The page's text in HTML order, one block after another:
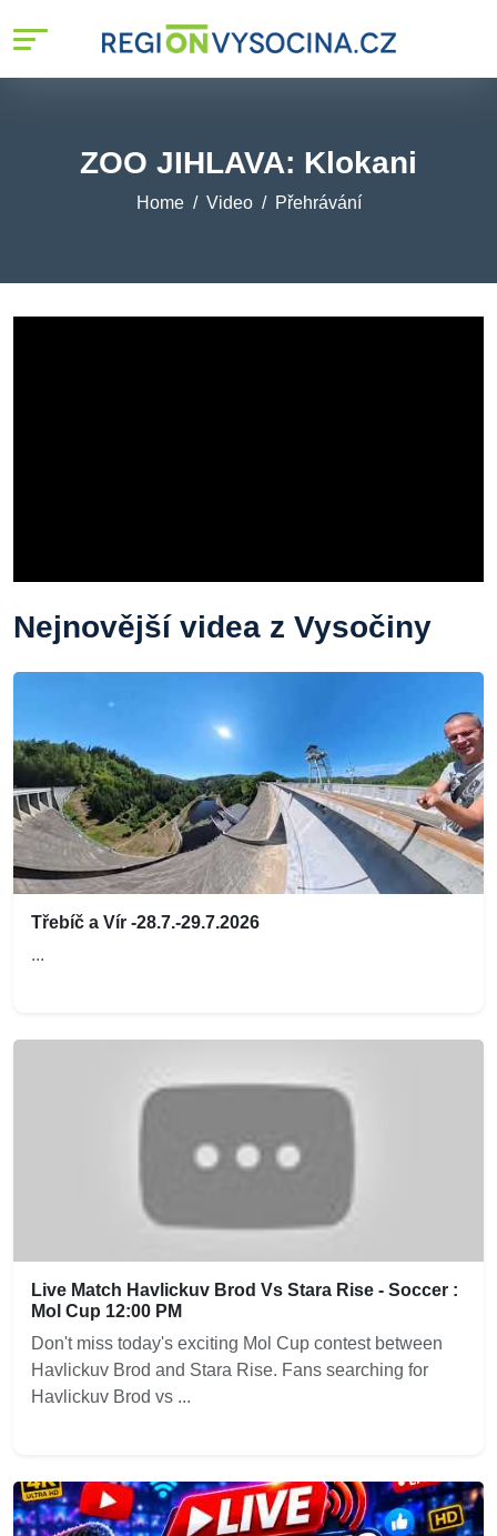
ZOO JIHLAVA: Klokani
Home Video Přehrávání
Nejnovější videa z Vysočiny
Třebíč a Vír -28.7.-29.7.2026
...
Live Match Havlickuv Brod Vs Stara Rise - Soccer :
Mol Cup 12:00 PM
Don't miss today's exciting Mol Cup contest between
Havlickuv Brod and Stara Rise. Fans searching for
Havlickuv Brod vs ...